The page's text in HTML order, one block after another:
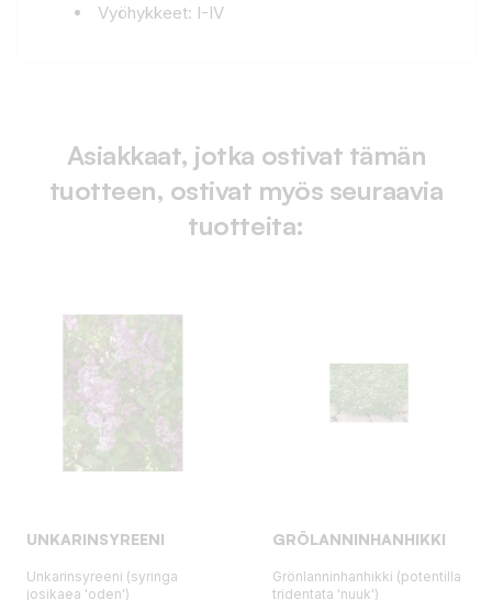
Vyöhykkeet: I-IV
Asiakkaat, jotka ostivat tämän
tuotteen, ostivat myös seuraavia
tuotteita:
UNKARINSYREENI
Unkarinsyreeni (syringa
josikaea 'oden')
GRÖLANNINHANHIKKI
Grönlanninhanhikki (potentilla
tridentata 'nuuk')